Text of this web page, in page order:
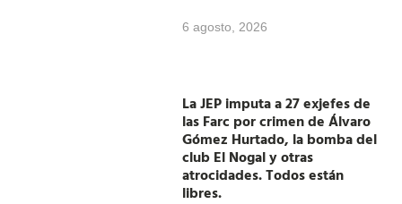
6 agosto, 2026
La JEP imputa a 27 exjefes de
las Farc por crimen de Álvaro
Gómez Hurtado, la bomba del
club El Nogal y otras
atrocidades. Todos están
libres.